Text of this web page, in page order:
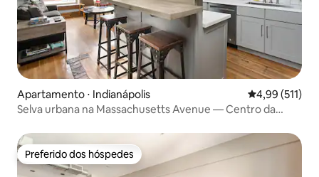
Apartamento ⋅ Indianápolis 4,99 de uma
4,99 (511)
Selva urbana na Massachusetts Avenue — Centro da
Preferido dos hóspedes
Preferido dos hóspedes